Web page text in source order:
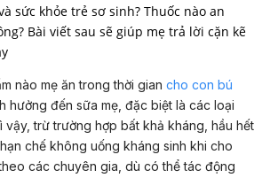
sức khỏe trẻ sơ sinh? Thuốc nào an
Bài viết sau sẽ giúp mẹ trả lời cặn kẽ
nào mẹ ăn trong thời gian cho con bú
hưởng đến sữa mẹ, đặc biệt là các loại
vậy, trừ trường hợp bất khả kháng, hầu hết
chế không uống kháng sinh khi cho
các chuyên gia, dù có thể tác động